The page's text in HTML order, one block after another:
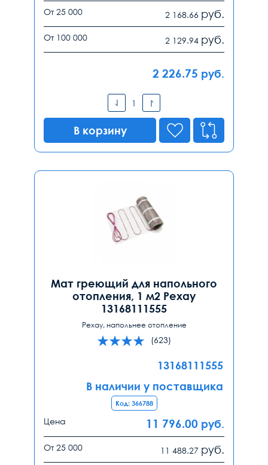
От 25 000 2 168.66 руб.
От 100 000 2 129.94 руб.
2 226.75 руб.
В корзину
Мат греющий для напольного
отопления, 1 м2 Рехау
13168111555
Рехау, напольнее отопление
(623)
13168111555
В наличии у поставщика
Код: 366788
Цена 11 796.00 руб.
От 25 000 11 488.27 руб.